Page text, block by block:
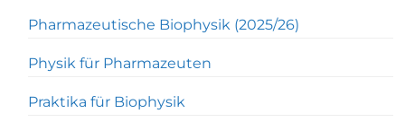
Pharmazeutische Biophysik (2025/26)
Physik für Pharmazeuten
Praktika für Biophysik